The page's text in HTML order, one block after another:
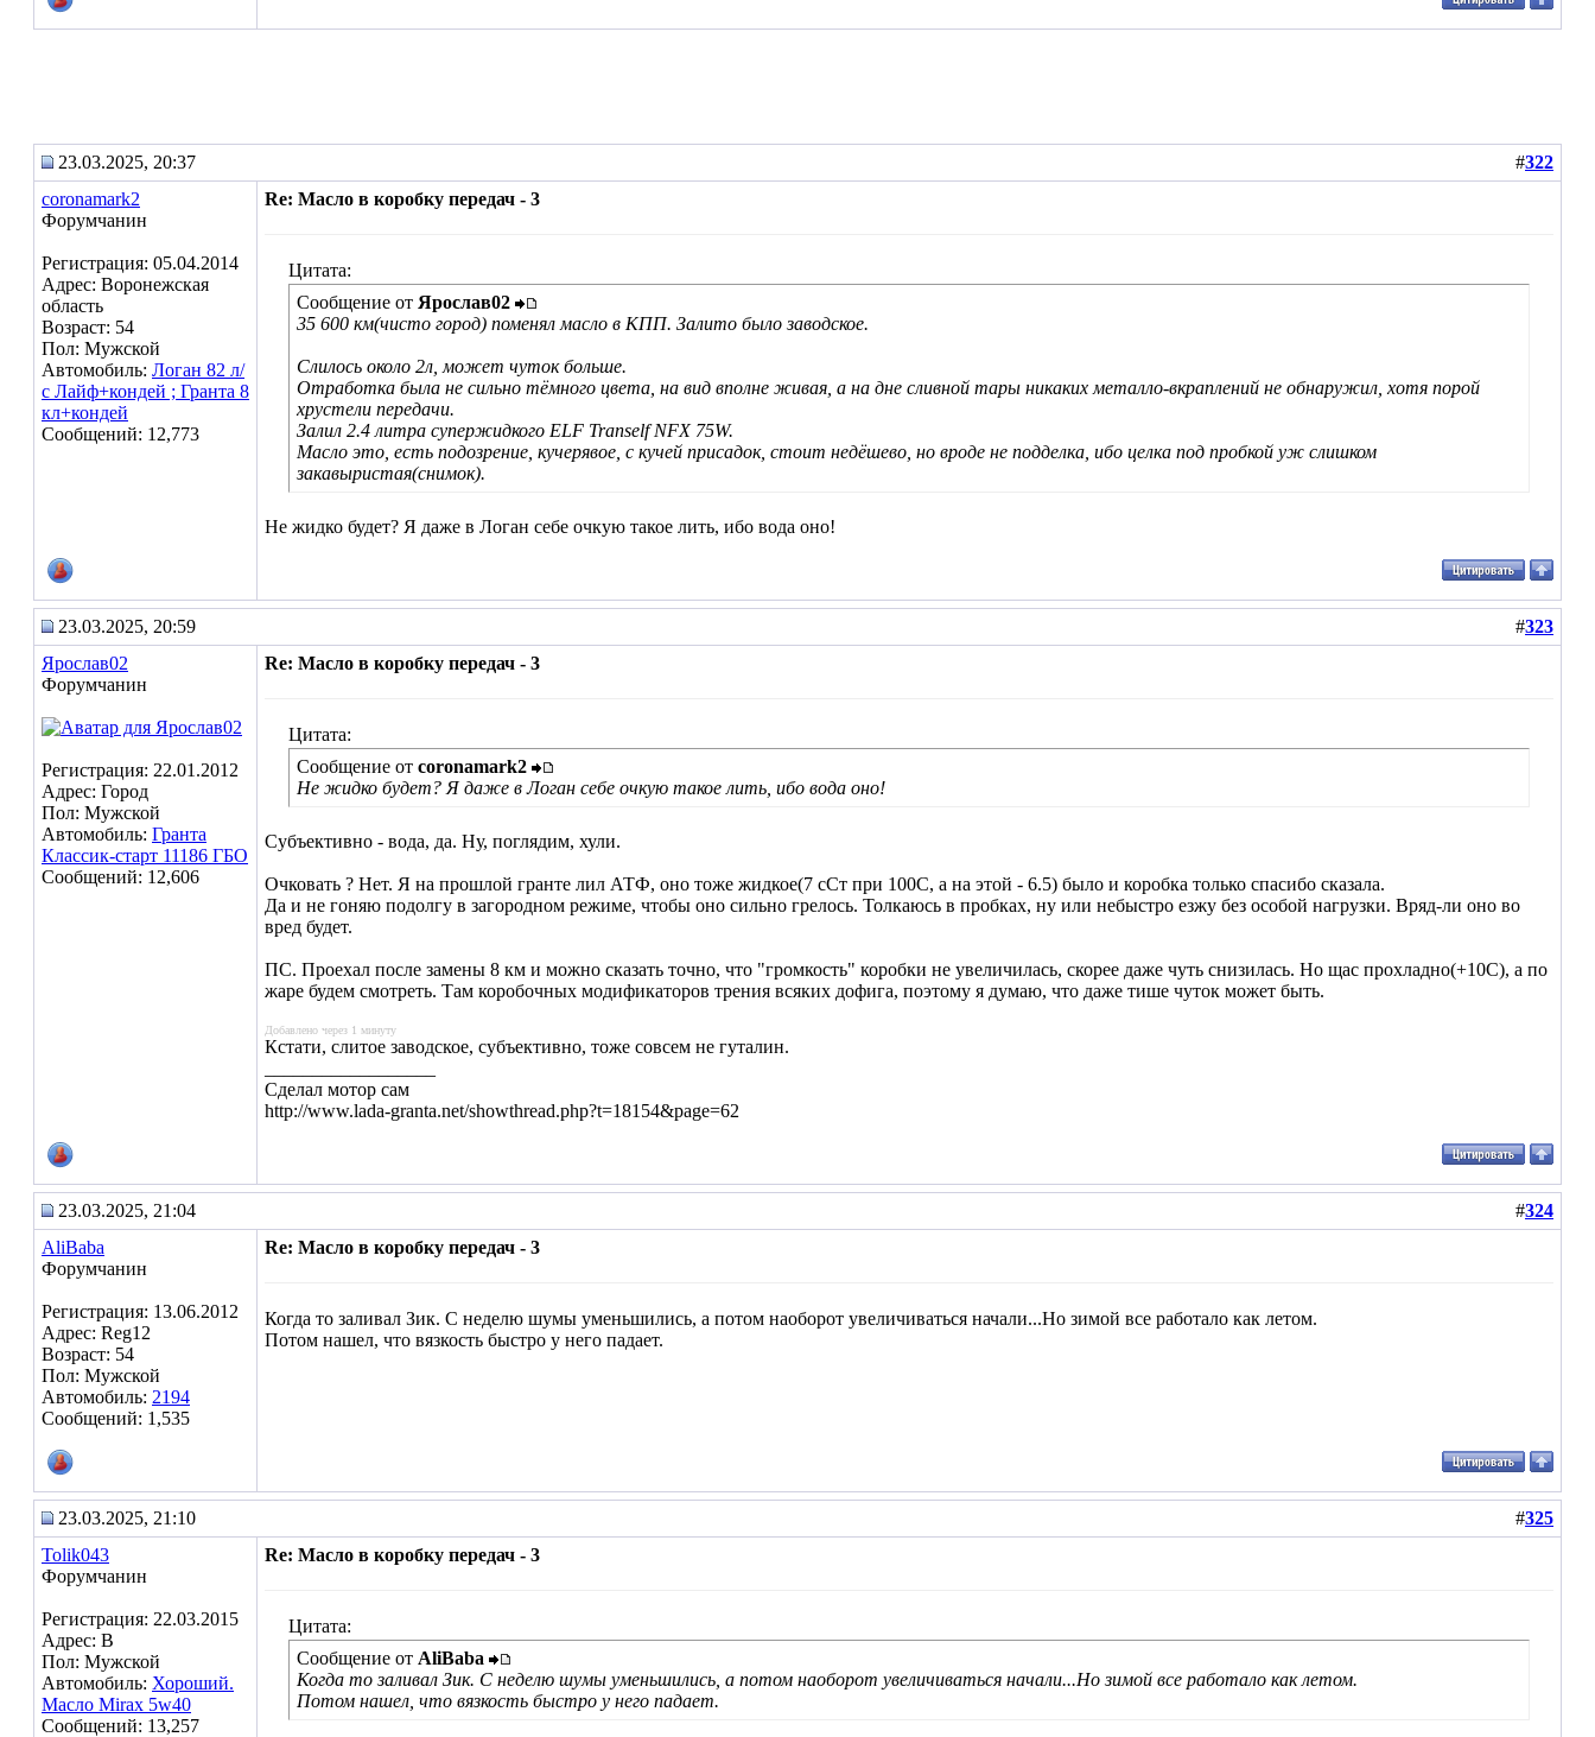
23.03.2025, 20:37 #322
coronamark2
Форумчанин
Регистрация: 05.04.2014
Адрес: Воронежская
область
Возраст: 54
Пол: Мужской
Автомобиль: Логан 82 л/
с Лайф+кондей ; Гранта 8
кл+кондей
Сообщений: 12,773
Re: Масло в коробку передач - 3
Цитата:
Сообщение от Ярослав02
35 600 км(чисто город) поменял масло в КПП. Залито было заводское.
Слилось около 2л, может чуток больше.
Отработка была не сильно тёмного цвета, на вид вполне живая, а на дне сливной тары никаких металло-вкраплений не обнаружил, хотя порой
хрустели передачи.
Залил 2.4 литра супержидкого ELF Tranself NFX 75W.
Масло это, есть подозрение, кучерявое, с кучей присадок, стоит недёшево, но вроде не подделка, ибо целка под пробкой уж слишком
закавыристая(снимок).
Не жидко будет? Я даже в Логан себе очкую такое лить, ибо вода оно!
23.03.2025, 20:59 #323
Ярослав02
Форумчанин
Регистрация: 22.01.2012
Адрес: Город
Пол: Мужской
Автомобиль: Гранта
Классик-старт 11186 ГБО
Сообщений: 12,606
Re: Масло в коробку передач - 3
Цитата:
Сообщение от coronamark2
Не жидко будет? Я даже в Логан себе очкую такое лить, ибо вода оно!
Субъективно - вода, да. Ну, поглядим, хули.
Очковать ? Нет. Я на прошлой гранте лил АТФ, оно тоже жидкое(7 сСт при 100С, а на этой - 6.5) было и коробка только спасибо сказала.
Да и не гоняю подолгу в загородном режиме, чтобы оно сильно грелось. Толкаюсь в пробках, ну или небыстро езжу без особой нагрузки. Вряд-ли оно во
вред будет.
ПС. Проехал после замены 8 км и можно сказать точно, что "громкость" коробки не увеличилась, скорее даже чуть снизилась. Но щас прохладно(+10С), а по
жаре будем смотреть. Там коробочных модификаторов трения всяких дофига, поэтому я думаю, что даже тише чуток может быть.
Добавлено через 1 минуту
Кстати, слитое заводское, субъективно, тоже совсем не гуталин.
Сделал мотор сам
http://www.lada-granta.net/showthread.php?t=18154&page=62
23.03.2025, 21:04 #324
AliBaba
Форумчанин
Регистрация: 13.06.2012
Адрес: Reg12
Возраст: 54
Пол: Мужской
Автомобиль: 2194
Сообщений: 1,535
Re: Масло в коробку передач - 3
Когда то заливал Зик. С неделю шумы уменьшились, а потом наоборот увеличиваться начали...Но зимой все работало как летом.
Потом нашел, что вязкость быстро у него падает.
23.03.2025, 21:10 #325
Tolik043
Форумчанин
Регистрация: 22.03.2015
Адрес: В
Пол: Мужской
Автомобиль: Хороший.
Масло Mirax 5w40
Сообщений: 13,257
Re: Масло в коробку передач - 3
Цитата:
Сообщение от AliBaba
Когда то заливал Зик. С неделю шумы уменьшились, а потом наоборот увеличиваться начали...Но зимой все работало как летом.
Потом нашел, что вязкость быстро у него падает.